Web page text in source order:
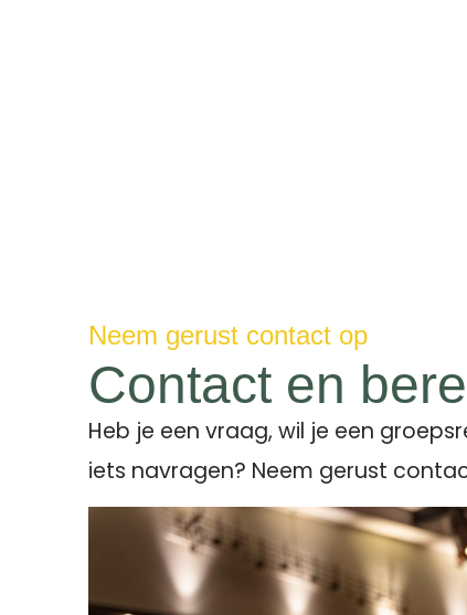
Neem gerust contact op
Contact en
Heb je een vraag, wil je een
iets navragen? Neem gerust